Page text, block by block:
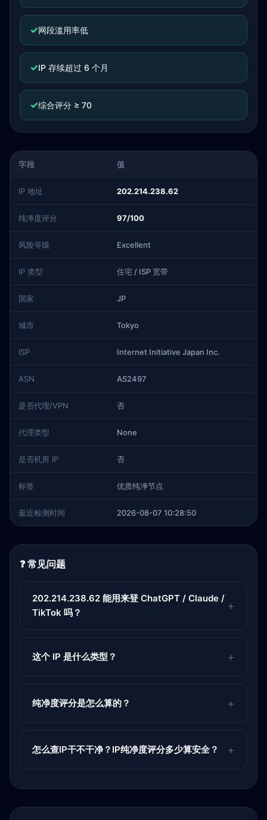
✓网段滥用率低
✓IP 存续超过 6 个月
✓综合评分 ≥ 70
字段 值
IP 地址 202.214.238.62
纯净度评分 97/100
风险等级 Excellent
IP 类型 住宅 / ISP 宽带
国家 JP
城市 Tokyo
ISP Internet Initiative Japan Inc.
ASN AS2497
是否代理/VPN 否
代理类型 None
是否机房 IP 否
标签 优质纯净节点
最近检测时间 2026-08-07 10:28:50
❓ 常见问题
202.214.238.62 能用来登 ChatGPT / Claude /
TikTok 吗？
这个 IP 是什么类型？
纯净度评分是怎么算的？
怎么查IP干不干净？IP纯净度评分多少算安全？